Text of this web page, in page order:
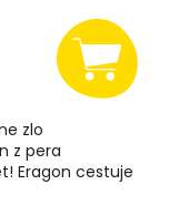
zlo
z pera
Eragon cestuje